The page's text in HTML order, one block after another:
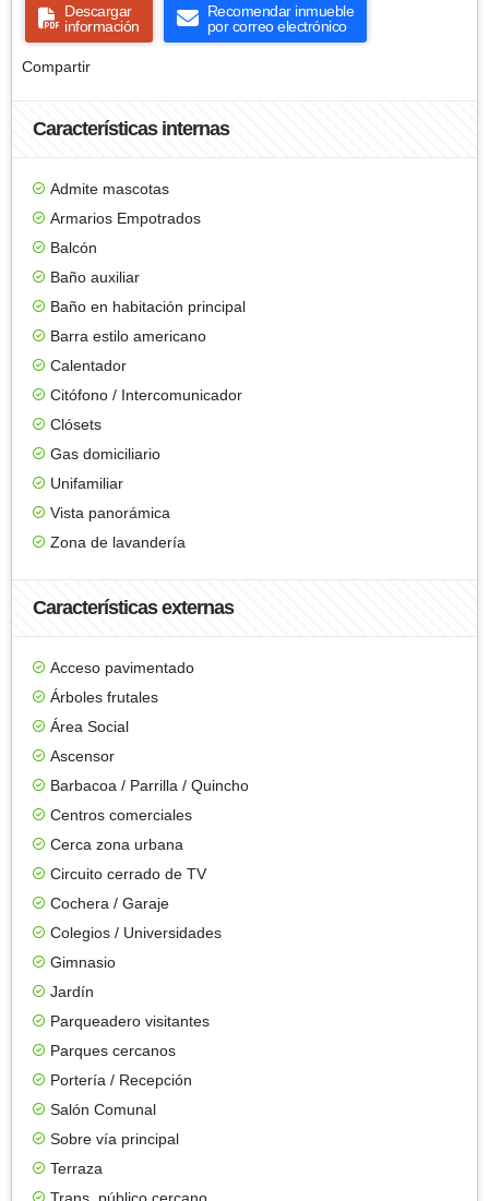
Descargar
información
Recomendar inmueble
por correo electrónico
Compartir
Características internas
Admite mascotas
Armarios Empotrados
Balcón
Baño auxiliar
Baño en habitación principal
Barra estilo americano
Calentador
Citófono / Intercomunicador
Clósets
Gas domiciliario
Unifamiliar
Vista panorámica
Zona de lavandería
Características externas
Acceso pavimentado
Árboles frutales
Área Social
Ascensor
Barbacoa / Parrilla / Quincho
Centros comerciales
Cerca zona urbana
Circuito cerrado de TV
Cochera / Garaje
Colegios / Universidades
Gimnasio
Jardín
Parqueadero visitantes
Parques cercanos
Portería / Recepción
Salón Comunal
Sobre vía principal
Terraza
Trans. público cercano